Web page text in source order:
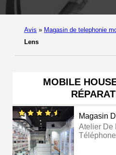
Avis » Magasin de telephonie
Lens
MOBILE
Magasin
Atelier De